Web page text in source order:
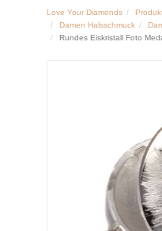
Love Your Diamonds
Damen Halsschmuck
Rundes Eiskristall Foto